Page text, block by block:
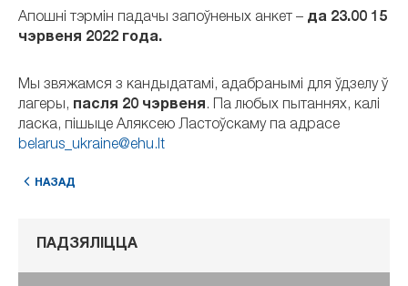
Апошні тэрмін падачы запоўненых анкет – да 23.00 15
чэрвеня 2022 года.
Мы звяжамся з кандыдатамі, адабранымі для ўдзелу ў
лагеры, пасля 20 чэрвеня. Па любых пытаннях, калі
ласка, пішыце Аляксею Ластоўскаму па адрасе
belarus_ukraine@ehu.lt
НАЗАД
ПАДЗЯЛІЦЦА